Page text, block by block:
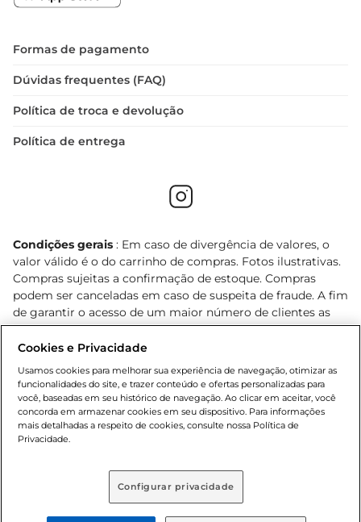
Formas de pagamento
Dúvidas frequentes (FAQ)
Política de troca e devolução
Política de entrega
Condições gerais : Em caso de divergência de valores, o
valor válido é o do carrinho de compras. Fotos ilustrativas.
Compras sujeitas a confirmação de estoque. Compras
podem ser canceladas em caso de suspeita de fraude. A fim
de garantir o acesso de um maior número de clientes as
nossas promoções, a compra de produtos com preços
promocionais poderá ter sua quantidade limitada por
cliente. Os preços, ofertas e condições são exclusivos para
o e-commerce e válidos durante o dia de hoje, podendo
sofrer alterações sem prévia notificação. Proibida a venda
de bebidas alcoólicas para menores de 18 anos, conforme
Lei n.º 8069/90, art. 81, inciso II (Estatuto da Criança e do
prévio. O valor mínimo para as compras on-line é de R$
Cookies e Privacidade
Usamos cookies para melhorar sua experiência de navegação, otimizar as
funcionalidades do site, e trazer conteúdo e ofertas personalizadas para
você, baseadas em seu histórico de navegação. Ao clicar em aceitar, você
concorda em armazenar cookies em seu dispositivo. Para informações
mais detalhadas a respeito de cookies, consulte nossa Política de
Privacidade.
Configurar privacidade